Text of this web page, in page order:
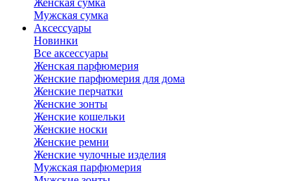
Женская сумка
Мужская сумка
Аксессуары
Новинки
Все аксессуары
Женская парфюмерия
Женские парфюмерия для дома
Женские перчатки
Женские зонты
Женские кошельки
Женские носки
Женские ремни
Женские чулочные изделия
Мужская парфюмерия